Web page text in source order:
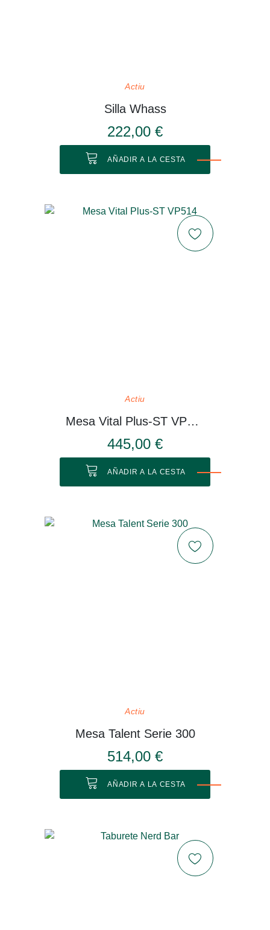
Actiu
Silla Whass
222,00 €
AÑADIR A LA CESTA
Actiu
Mesa Vital Plus-ST VP514
445,00 €
AÑADIR A LA CESTA
Actiu
Mesa Talent Serie 300
514,00 €
AÑADIR A LA CESTA